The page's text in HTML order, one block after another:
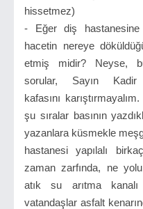
hissetmez)
- Eğer diş hastanesine
hacetin nereye
etmiş midir? Neyse,
sorular, Sayın Kadir
kafasını
şu sıralar basının
yazanlara küsmekle
hastanesi yapılalı
zaman zarfında, ne
atık su arıtma kanalı
vatandaşlar asfalt